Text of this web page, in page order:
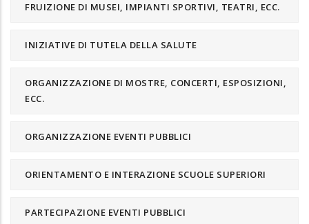
FRUIZIONE DI MUSEI, IMPIANTI SPORTIVI, TEATRI, ECC.
INIZIATIVE DI TUTELA DELLA SALUTE
ORGANIZZAZIONE DI MOSTRE, CONCERTI, ESPOSIZIONI,
ECC.
ORGANIZZAZIONE EVENTI PUBBLICI
ORIENTAMENTO E INTERAZIONE SCUOLE SUPERIORI
PARTECIPAZIONE EVENTI PUBBLICI